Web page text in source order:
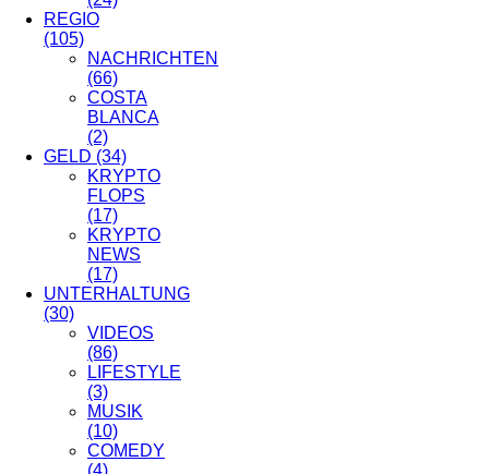
REGIO
(105)
NACHRICHTEN
(66)
COSTA
BLANCA
(2)
GELD (34)
KRYPTO
FLOPS
(17)
KRYPTO
NEWS
(17)
UNTERHALTUNG
(30)
VIDEOS
(86)
LIFESTYLE
(3)
MUSIK
(10)
COMEDY
(4)